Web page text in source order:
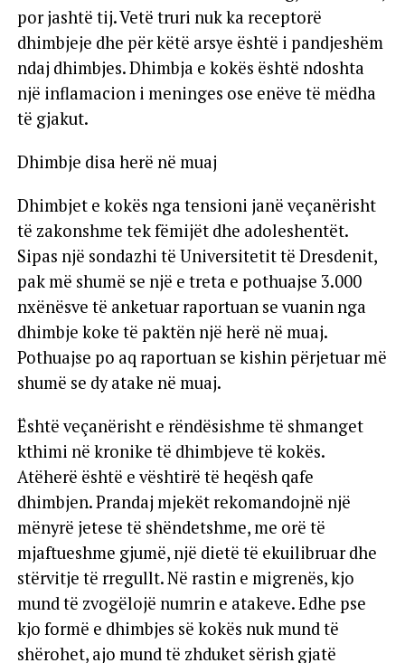
por jashtë tij. Vetë truri nuk ka receptorë
dhimbjeje dhe për këtë arsye është i pandjeshëm
ndaj dhimbjes. Dhimbja e kokës është ndoshta
një inflamacion i meninges ose enëve të mëdha
të gjakut.
Dhimbje disa herë në muaj
Dhimbjet e kokës nga tensioni janë veçanërisht
të zakonshme tek fëmijët dhe adoleshentët.
Sipas një sondazhi të Universitetit të Dresdenit,
pak më shumë se një e treta e pothuajse 3.000
nxënësve të anketuar raportuan se vuanin nga
dhimbje koke të paktën një herë në muaj.
Pothuajse po aq raportuan se kishin përjetuar më
shumë se dy atake në muaj.
Është veçanërisht e rëndësishme të shmanget
kthimi në kronike të dhimbjeve të kokës.
Atëherë është e vështirë të heqësh qafe
dhimbjen. Prandaj mjekët rekomandojnë një
mënyrë jetese të shëndetshme, me orë të
mjaftueshme gjumë, një dietë të ekuilibruar dhe
stërvitje të rregullt. Në rastin e migrenës, kjo
mund të zvogëlojë numrin e atakeve. Edhe pse
kjo formë e dhimbjes së kokës nuk mund të
shërohet, ajo mund të zhduket sërish gjatë